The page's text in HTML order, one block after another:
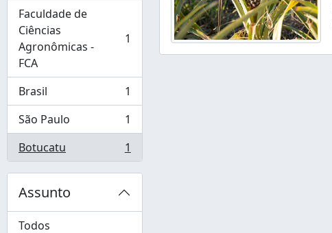
Faculdade de
Ciências
Agronômicas -
FCA
, 1 resultados 1
Brasil
, 1 resultados
1
São Paulo
, 1 resultados
1
Botucatu
, 1 resultados 1
Assunto
Todos